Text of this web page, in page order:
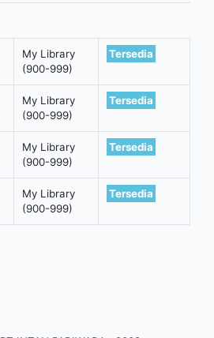
My Library
(900-999)
Tersedia
My Library
(900-999)
Tersedia
My Library
(900-999)
Tersedia
My Library
(900-999)
Tersedia